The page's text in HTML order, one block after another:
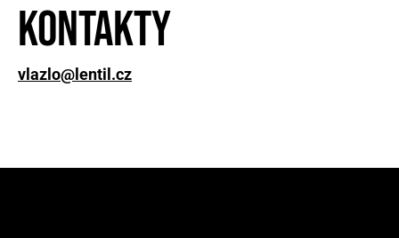
Kontakty
vlazlo@lentil.cz